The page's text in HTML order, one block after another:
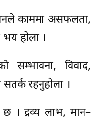
काममा असफलता,
भय होला ।
सम्भावना, विवाद,
रहनुहोला ।
द्रव्य लाभ, मान–